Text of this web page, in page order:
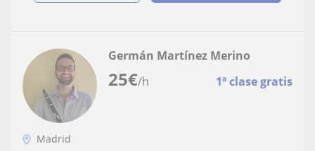
25€/h 1ª clase gratis
Germán Martínez Merino
Madrid